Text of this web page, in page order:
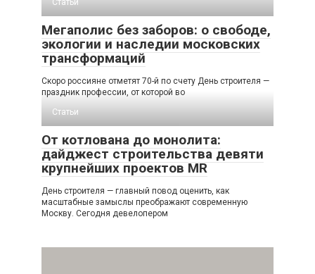
Мегаполис без заборов: о свободе,
экологии и наследии московских
трансформаций
Скоро россияне отметят 70-й по счету День строителя —
праздник профессии, от которой во
Статьи
От котлована до монолита:
дайджест строительства девяти
крупнейших проектов MR
День строителя — главный повод оценить, как
масштабные замыслы преображают современную
Москву. Сегодня девелопером